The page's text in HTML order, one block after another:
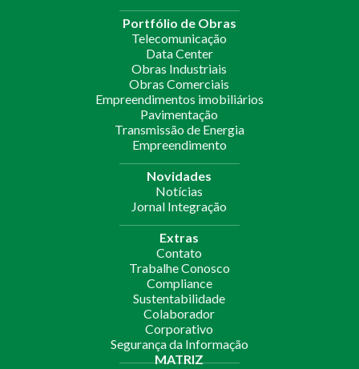
Portfólio de Obras
Telecomunicação
Data Center
Obras Industriais
Obras Comerciais
Empreendimentos imobiliários
Pavimentação
Transmissão de Energia
Empreendimento
Novidades
Notícias
Jornal Integração
Extras
Contato
Trabalhe Conosco
Compliance
Sustentabilidade
Colaborador
Corporativo
Segurança da Informação
MATRIZ